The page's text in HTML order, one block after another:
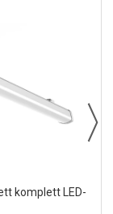
komplett LED-